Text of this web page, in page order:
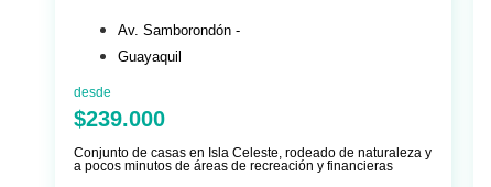
Av. Samborondón -
Guayaquil
desde
$239.000
Conjunto de casas en Isla Celeste, rodeado de naturaleza y
a pocos minutos de áreas de recreación y financieras